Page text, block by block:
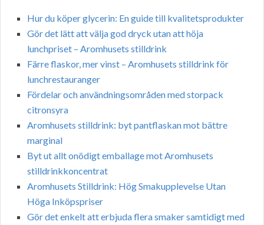
Hur du köper glycerin: En guide till kvalitetsprodukter
Gör det lätt att välja god dryck utan att höja
lunchpriset – Aromhusets stilldrink
Färre flaskor, mer vinst – Aromhusets stilldrink för
lunchrestauranger
Fördelar och användningsområden med storpack
citronsyra
Aromhusets stilldrink: byt pantflaskan mot bättre
marginal
Byt ut allt onödigt emballage mot Aromhusets
stilldrinkkoncentrat
Aromhusets Stilldrink: Hög Smakupplevelse Utan
Höga Inköpspriser
Gör det enkelt att erbjuda flera smaker samtidigt med